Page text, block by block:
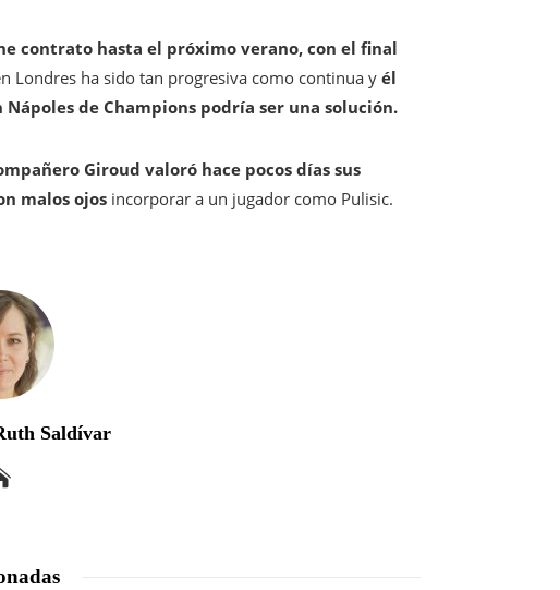
contrato hasta el próximo verano, con el final
Londres ha sido tan progresiva como continua y él
de Champions podría ser una solución.
Giroud valoró hace pocos días sus
malos ojos incorporar a un jugador como Pulisic.
Saldívar